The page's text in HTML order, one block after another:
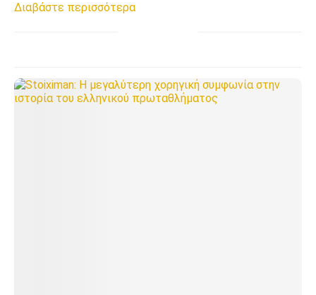
Διαβάστε περισσότερα